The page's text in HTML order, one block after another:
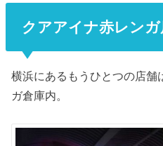
クアアイナ赤レン
横浜にあるもうひとつの店舗
ガ倉庫内。